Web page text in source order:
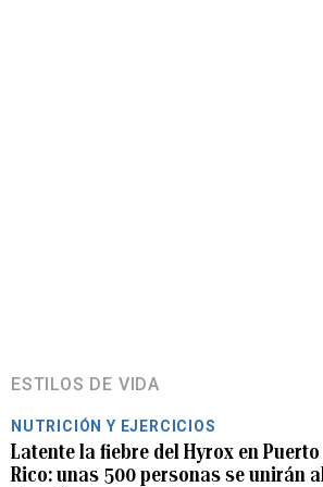
ESTILOS DE VIDA
NUTRICIÓN Y EJERCICIOS
Latente la fiebre del Hyrox en Puerto
Rico: unas 500 personas se unirán al